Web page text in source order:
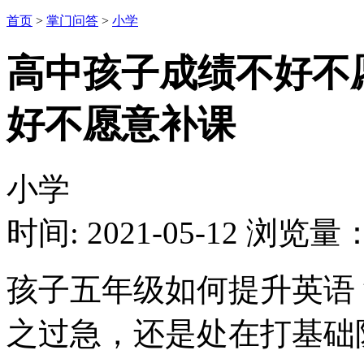
首页 > 掌门问答 > 小学
高中孩子成绩不好
好不愿意补课
小学
时间: 2021-05-12 浏览量
孩子五年级如何提升英
之过急，还是处在打基